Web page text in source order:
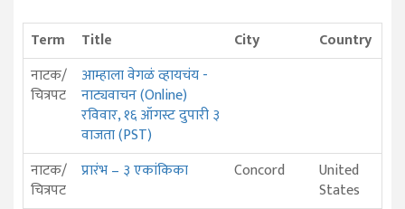
Term Title City
Country
नाटक/
चित्रपट
आम्हाला वेगळं व्हायचंय -
नाट्यवाचन (Online)
रविवार, १६ ऑगस्ट दुपारी ३
वाजता (PST)
नाटक/
चित्रपट
प्रारंभ – ३ एकांकिका Concord
United
States